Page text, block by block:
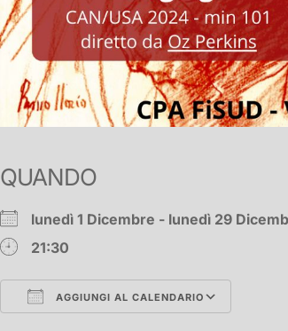
QUANDO
lunedì 1 Dicembre - lunedì 29
21:30
AGGIUNGI AL CALENDARIO